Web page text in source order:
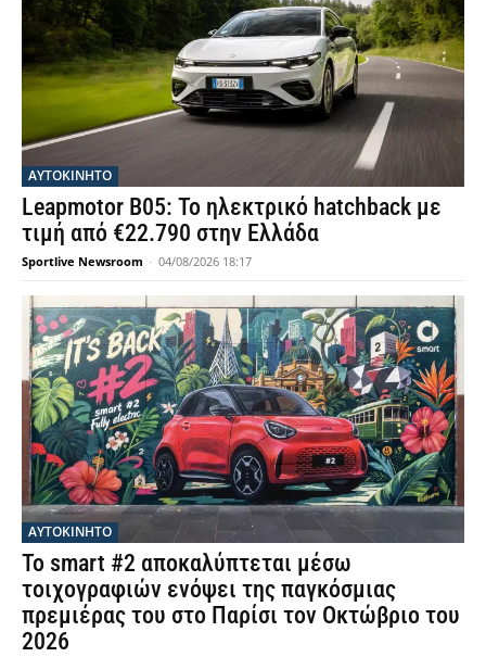
ΑΥΤΟΚΙΝΗΤΟ
Leapmotor B05: Το ηλεκτρικό hatchback με
τιμή από €22.790 στην Ελλάδα
Sportlive Newsroom - 04/08/2026 18:17
ΑΥΤΟΚΙΝΗΤΟ
Το smart #2 αποκαλύπτεται μέσω
τοιχογραφιών ενόψει της παγκόσμιας
πρεμιέρας του στο Παρίσι τον Οκτώβριο του
2026